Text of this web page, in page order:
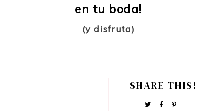
en tu boda!
(y disfruta)
SHARE THIS!